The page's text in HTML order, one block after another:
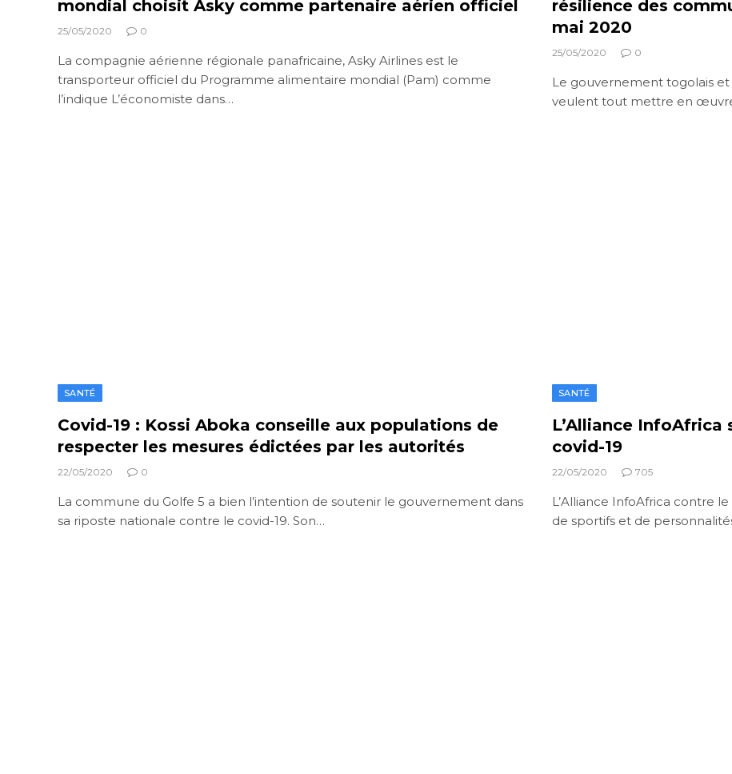
mondial choisit Asky comme partenaire aérien officiel
25/05/2020 0
La compagnie aérienne régionale panafricaine, Asky Airlines est le
transporteur officiel du Programme alimentaire mondial (Pam) comme
l’indique L’économiste dans…
résilience des
mai 2020
25/05/2020 0
Le gouvernement togolais
veulent tout mettre en
SANTÉ
Covid-19 : Kossi Aboka conseille aux populations de
respecter les mesures édictées par les autorités
22/05/2020 0
La commune du Golfe 5 a bien l’intention de soutenir le gouvernement dans
sa riposte nationale contre le covid-19. Son…
SANTÉ
L’Alliance
covid-19
22/05/2020 705
L’Alliance InfoAfrica contre
de sportifs et de